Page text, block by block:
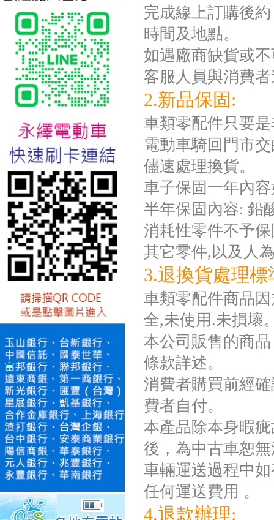
台北新北蘆洲永繹電動車業威
美樂蒂(Melody)
完成線上訂購後
時間及地點。
如遇廠商缺貨或
客服人員與消費
2.新品保固:
車類零配件只要
電動車騎回門市
儘速處理換貨。
車子保固一年
半年保固內容: 鉛
消耗性零件不予
其它零件,以及人
3.退換貨處理標
車類零配件商品
全,未使用.未損壞
本公司販售的商
條款詳述。
消費者購買前經
費者自付。
本產品除本身暇
後，為中古車恕
車輛運送過程中
任何運送費用 。
4.退款辦理: